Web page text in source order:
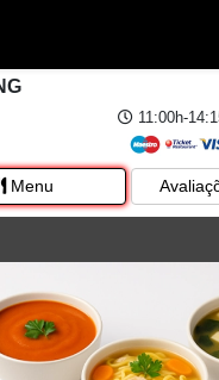
11:00h-
Menu